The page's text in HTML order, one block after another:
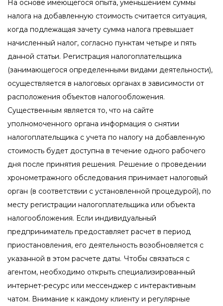
На основе имеющегося опыта, уменьшением суммы
налога на добавленную стоимость считается ситуация,
когда подлежащая зачету сумма налога превышает
начисленный налог, согласно пунктам четыре и пять
данной статьи. Регистрация налогоплательщика
(занимающегося определенными видами деятельности),
осуществляется в налоговых органах в зависимости от
расположения объектов налогообложения.
Существенным является то, что на сайте
уполномоченного органа информация о снятии
налогоплательщика с учета по налогу на добавленную
стоимость будет доступна в течение одного рабочего
дня после принятия решения. Решение о проведении
хронометражного обследования принимает налоговый
орган (в соответствии с установленной процедурой), по
месту регистрации налогоплательщика или объекта
налогообложения. Если индивидуальный
предприниматель предоставляет расчет в период
приостановления, его деятельность возобновляется с
указанной в этом расчете даты. Чтобы связаться с
агентом, необходимо открыть специализированный
интернет-ресурс или мессенджер с интерактивным
чатом. Внимание к каждому клиенту и регулярные